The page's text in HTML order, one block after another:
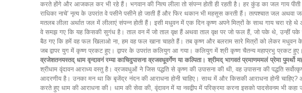
करते होंगे और आजकल कर भी रहे हैं। भगवान की नित्य लीला तो संपन्न होती ही रहती है। हर कुंड का जल गाय
राधिका नाचे' नृत्य के उपरांत वे पसीने पसीने हो जाती हैं और फिर थकान भी महसूस करती हैं। तत्पश्चात जल
मतलब लीला अर्थात जल में लीलाएं संपन्न होती हैं। इसी मधुवन में एक दिन कृष्ण अपने मित्रों के साथ गाय चरा
वे समझ गए कि यह किसकी सुगंध है। ताल वन में जो ताल वृक्ष हैं अथवा ताल वृक्ष पर जो फल हैं, जो पके थे,
बैठ गए कि हमें वह फल खिलाओ ना, हम वह फल खाना चाहते हैं। तब कृष्ण और बलराम सारे मित्रों को लेकर मधुवन
जब द्वापर युग में कृष्ण प्रकट हुए। द्वापर के उपरांत कलियुग आ गया। कलियुग में श्री कृष्ण चैतन्य महाप्रभु प्रकट हुए।
व्रजेशतनयस्तद् धाम वृन्दावनं रम्या काचिदुपासना व्रजवधूवर्गेण या कल्पिता। श्रीमद् भागवतं प्रमाणममलं प्रेमा पुमर्थो
श्रीधाम वृंदावन आराध्य वस्तु है। व्रजवधुओं ने जिस पद्धति से कृष्ण की उपासना की थी, वह उपासना की पद्धति
आदरणीय है। उनका मन था कि बृजेंद्र नंदन की आराधना होनी चाहिए। साथ में और किसकी आराधना होनी
करते हुए धाम की आराधना की। धाम की सेवा की, वृंदावन में या नवद्वीप में परिक्रमा करना इसको पादसेवनम भी कहा